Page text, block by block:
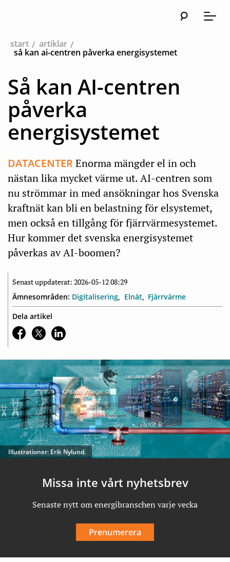
Meny
start
artiklar
så kan ai-centren påverka energisystemet
Så kan AI-centren
påverka
energisystemet
DATACENTEREnorma mängder el in och
nästan lika mycket värme ut. AI-centren som
nu strömmar in med ansökningar hos Svenska
kraftnät kan bli en belastning för elsystemet,
men också en tillgång för fjärrvärmesystemet.
Hur kommer det svenska energisystemet
påverkas av AI-­boomen?
Senast uppdaterat: 2026-05-12 08:29
Ämnesområden: Digitalisering Elnät
Fjärrvärme
Dela artikel
Illustrationer: Erik Nylund.
Missa inte vårt nyhetsbrev
Senaste nytt om energibranschen varje vecka
Prenumerera